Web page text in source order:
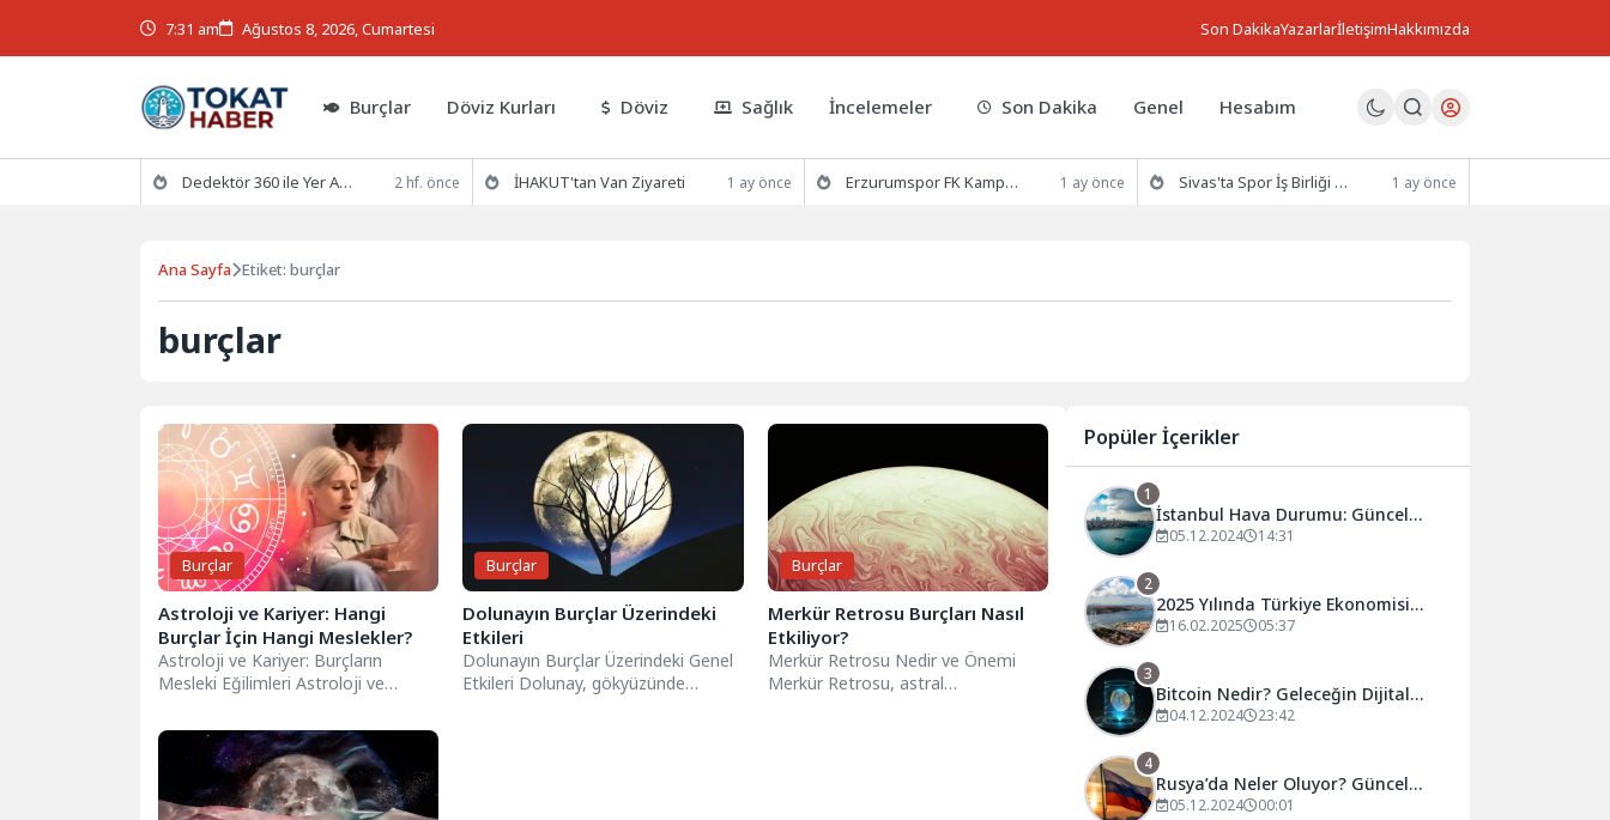
7:31 am Ağustos 8, 2026, Cumartesi Son DakikaYazarlarİletişimHakkımızda
Burçlar Döviz Kurları Döviz Sağlık İncelemeler Son Dakika Genel Hesabım
Dedektör 360 ile Yer Altının Gizemlerini Keşfedin 2 hf. önce İHAKUT'tan Van Ziyareti 1 ay önce Erzurumspor FK Kamp Hazırlıklarına Devam Ediyor 1 ay önce Sivas'ta Spor İş Birliği Protokolü İmzalandı 1 ay önce
Ana Sayfa Etiket: burçlar
burçlar
Burçlar
Astroloji ve Kariyer: Hangi
Burçlar İçin Hangi Meslekler?
Astroloji ve Kariyer: Burçların
Mesleki Eğilimleri Astroloji ve
seçimlerinde önemli bir...
Burçlar
Dolunayın Burçlar Üzerindeki
Etkileri
Dolunayın Burçlar Üzerindeki Genel
Etkileri Dolunay, gökyüzünde
Burçlar
Merkür Retrosu Burçları Nasıl
Etkiliyor?
Merkür Retrosu Nedir ve Önemi
Merkür Retrosu, astral
Popüler İçerikler
1
İstanbul Hava Durumu: Güncel
Tahminler ve Öneriler
05.12.2024 14:31
2
2025 Yılında Türkiye Ekonomisi
Nasıl Şekillenecek?
16.02.2025 05:37
3
Bitcoin Nedir? Geleceğin Dijital
Para Birimi Hakkında Bilmeniz
04.12.2024 23:42
4
Rusya’da Neler Oluyor? Güncel
Gelişmeler ve Analizler
05.12.2024 00:01